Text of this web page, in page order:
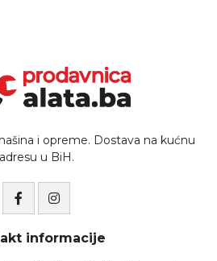
i opreme. Dostava na kućnu
adresu u BiH.
informacije